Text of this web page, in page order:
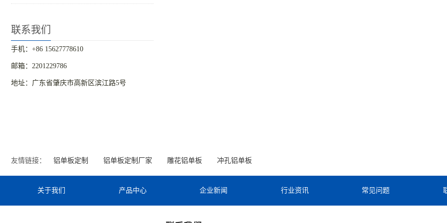
联系我们
手机：+86 15627778610
邮箱：2201229786
地址：广东省肇庆市高新区滨江路5号
友情链接： 铝单板定制 铝单板定制厂家 雕花铝单板 冲孔铝单板
关于我们 产品中心 企业新闻 行业资讯 常见问题